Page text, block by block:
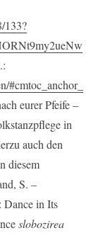
133?
#cmtoc_anchor_
eurer Pfeife –
in
auch den
diesem
S. –
Dance in Its
slobozirea